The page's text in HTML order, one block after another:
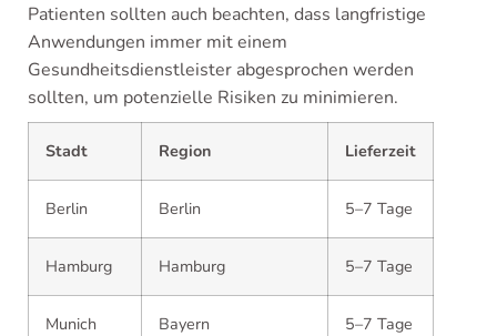
Patienten sollten auch beachten, dass langfristige
Anwendungen immer mit einem
Gesundheitsdienstleister abgesprochen werden
sollten, um potenzielle Risiken zu minimieren.
Stadt Region Lieferzeit
Berlin Berlin 5–7 Tage
Hamburg Hamburg 5–7 Tage
Munich Bayern 5–7 Tage